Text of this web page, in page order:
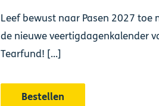
Leef bewust naar Pasen 2027 toe
de nieuwe veertigdagenkalender
Tearfund! [...]
Bestellen